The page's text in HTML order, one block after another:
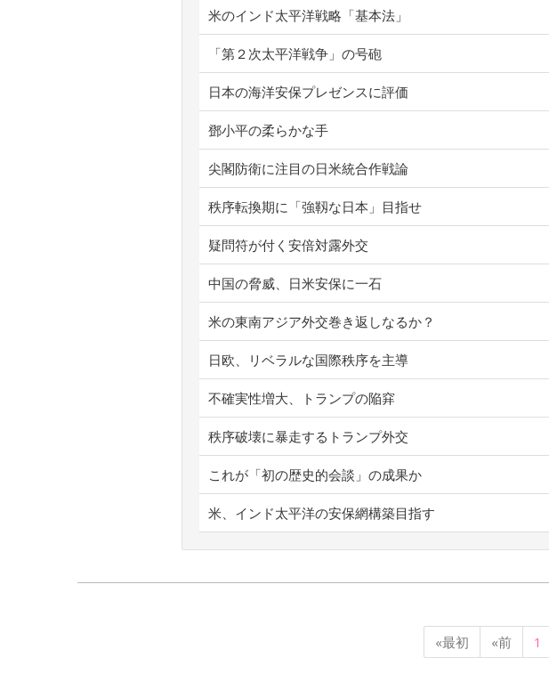
米のインド太平洋戦略「基本法」
「第２次太平洋戦争」の号砲
日本の海洋安保プレゼンスに評価
鄧小平の柔らかな手
尖閣防衛に注目の日米統合作戦論
秩序転換期に「強靱な日本」目指せ
疑問符が付く安倍対露外交
中国の脅威、日米安保に一石
米の東南アジア外交巻き返しなるか？
日欧、リベラルな国際秩序を主導
不確実性増大、トランプの陥穽
秩序破壊に暴走するトランプ外交
これが「初の歴史的会談」の成果か
米、インド太平洋の安保網構築目指す
«最初 «前 1